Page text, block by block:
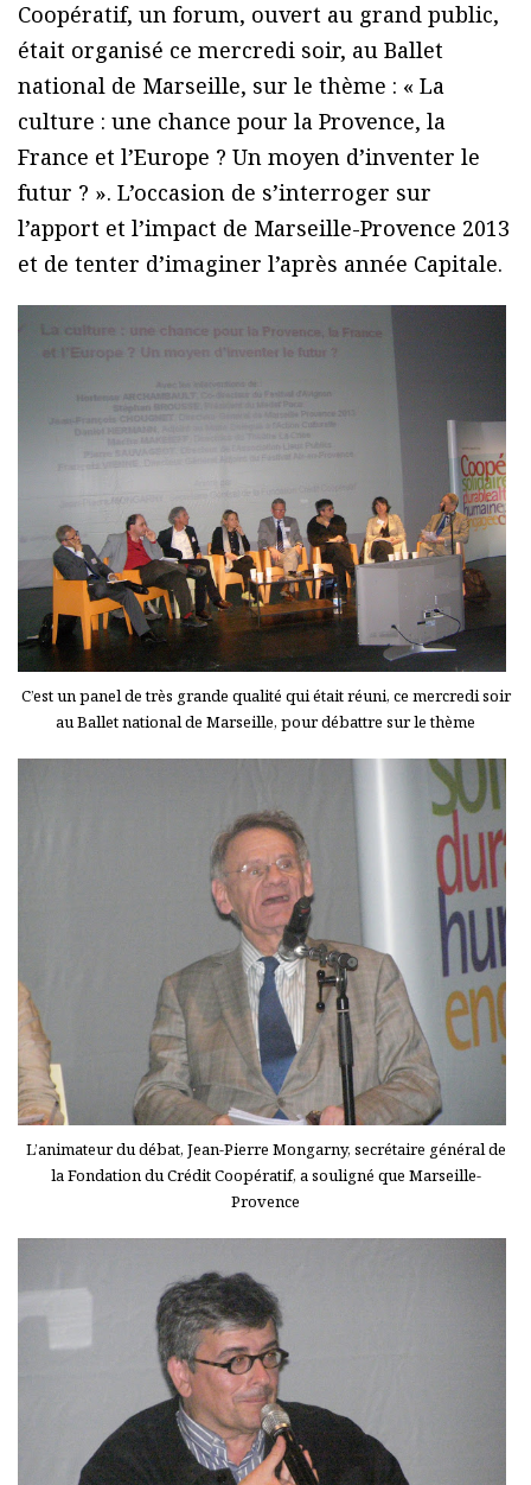
Coopératif, un forum, ouvert au grand public,
était organisé ce mercredi soir, au Ballet
national de Marseille, sur le thème : « La
culture : une chance pour la Provence, la
France et l’Europe ? Un moyen d’inventer le
futur ? ». L’occasion de s’interroger sur
l’apport et l’impact de Marseille-Provence 2013
et de tenter d’imaginer l’après année Capitale.
C’est un panel de très grande qualité qui était réuni, ce mercredi soir
au Ballet national de Marseille, pour débattre sur le thème
L’animateur du débat, Jean-Pierre Mongarny, secrétaire général de
la Fondation du Crédit Coopératif, a souligné que Marseille-
Provence